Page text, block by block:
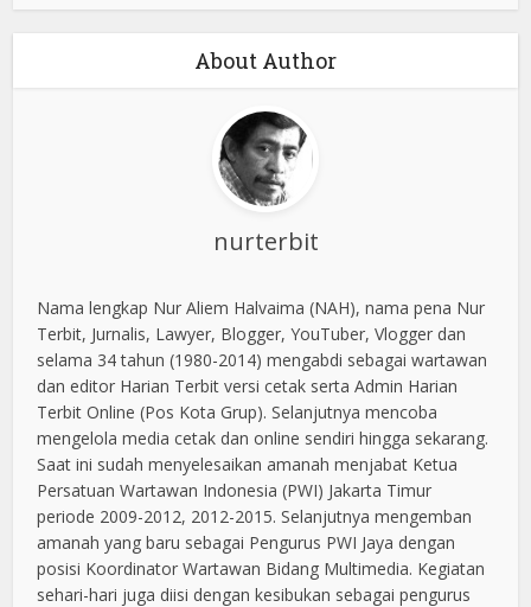
About Author
nurterbit
Nama lengkap Nur Aliem Halvaima (NAH), nama pena Nur
Terbit, Jurnalis, Lawyer, Blogger, YouTuber, Vlogger dan
selama 34 tahun (1980-2014) mengabdi sebagai wartawan
dan editor Harian Terbit versi cetak serta Admin Harian
Terbit Online (Pos Kota Grup). Selanjutnya mencoba
mengelola media cetak dan online sendiri hingga sekarang.
Saat ini sudah menyelesaikan amanah menjabat Ketua
Persatuan Wartawan Indonesia (PWI) Jakarta Timur
periode 2009-2012, 2012-2015. Selanjutnya mengemban
amanah yang baru sebagai Pengurus PWI Jaya dengan
posisi Koordinator Wartawan Bidang Multimedia. Kegiatan
sehari-hari juga diisi dengan kesibukan sebagai pengurus